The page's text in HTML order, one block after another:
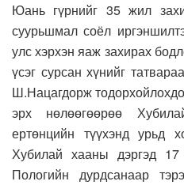
Юань гүрнийг 35 жил
суурьшмал соёл
улс хэрхэн яаж захирах
үсэг сурсан хүнийг
Ш.Нацагдорж
эрх нөлөөгөөрөө
ертөнцийн түүхэнд урьд
Хубилай хааны дэргэд
Пологийн дурдсанаар